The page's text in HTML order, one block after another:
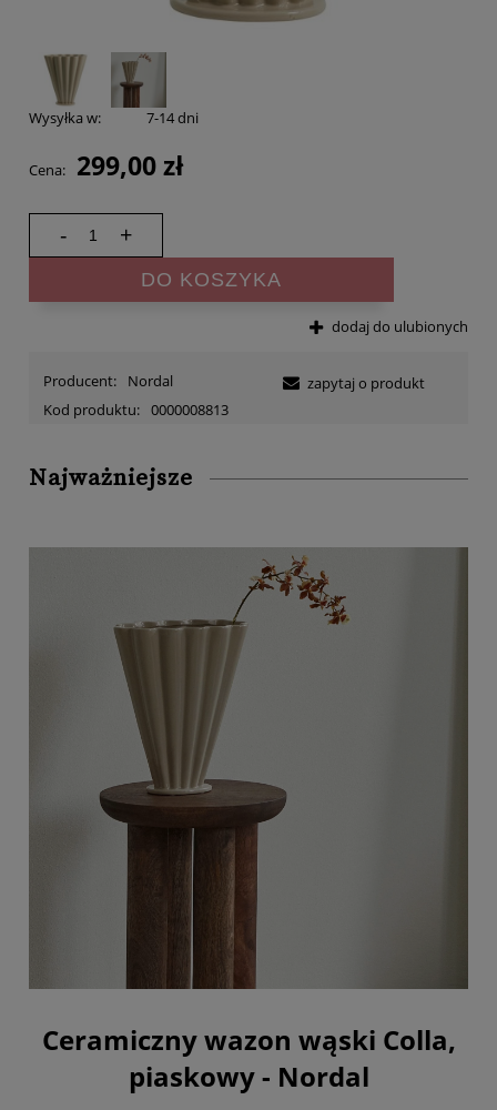
Wysyłka w: 7-14 dni
Cena: 299,00 zł
- +
DO KOSZYKA
dodaj do ulubionych
Producent:
Nordal
Kod produktu: 0000008813
zapytaj o produkt
Najważniejsze
Ceramiczny wazon wąski Colla,
piaskowy - Nordal